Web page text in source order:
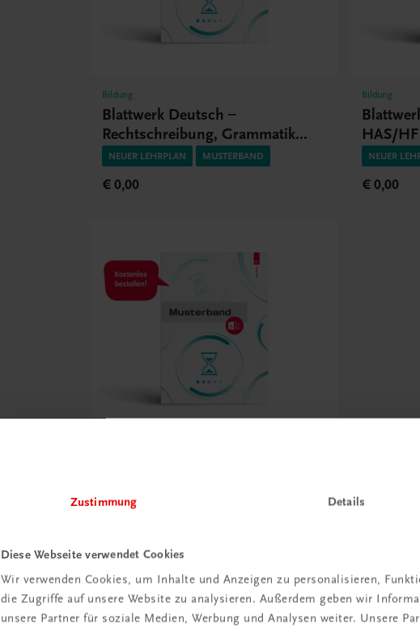
Zustimmung Details
Diese Webseite verwendet Cookies
Wir verwenden Cookies, um Inhalte und Anzeigen zu personalisieren,
die Zugriffe auf unsere Website zu analysieren. Außerdem geben wir
unsere Partner für soziale Medien, Werbung und Analysen weiter. Unsere
Bildung
Blattwerk Deutsch –
Rechtschreibung, Grammatik
HAK/HAS/HLT/HF/FW
NEUER LEHRPLAN MUSTERBAND
€ 0,00
Bildung
HAS/HF
NEUER
€ 0,00
NEUER LEHRPLAN